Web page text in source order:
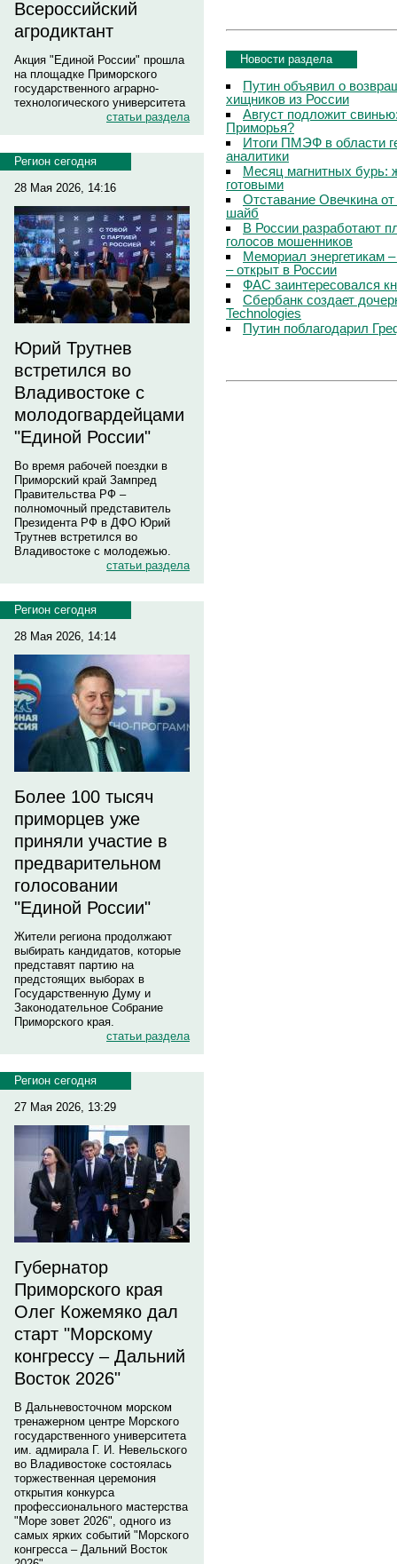
Всероссийский
агродиктант
Акция "Единой России" прошла
на площадке Приморского
государственного аграрно-
технологического университета
статьи раздела
Регион сегодня
28 Мая 2026, 14:16
Юрий Трутнев
встретился во
Владивостоке с
молодогвардейцами
"Единой России"
Во время рабочей поездки в
Приморский край Зампред
Правительства РФ –
полномочный представитель
Президента РФ в ДФО Юрий
Трутнев встретился во
Владивостоке с молодежью.
статьи раздела
Регион сегодня
28 Мая 2026, 14:14
Более 100 тысяч
приморцев уже
приняли участие в
предварительном
голосовании
"Единой России"
Жители региона продолжают
выбирать кандидатов, которые
представят партию на
предстоящих выборах в
Государственную Думу и
Законодательное Собрание
Приморского края.
статьи раздела
Регион сегодня
27 Мая 2026, 13:29
Губернатор
Приморского края
Олег Кожемяко дал
старт "Морскому
конгрессу – Дальний
Восток 2026"
В Дальневосточном морском
тренажерном центре Морского
государственного университета
им. адмирала Г. И. Невельского
во Владивостоке состоялась
торжественная церемония
открытия конкурса
профессионального мастерства
"Море зовет 2026", одного из
самых ярких событий "Морского
конгресса – Дальний Восток
Новости раздела
Путин объявил о
хищников из России
Август подложит
Приморья?
Итоги ПМЭФ в области
аналитики
Месяц магнитных бурь:
готовыми
Отставание Овечкина
шайб
В России разработают
голосов мошенников
Мемориал энергетикам
– открыт в России
ФАС заинтересовался
Сбербанк создает
Technologies
Путин поблагодарил